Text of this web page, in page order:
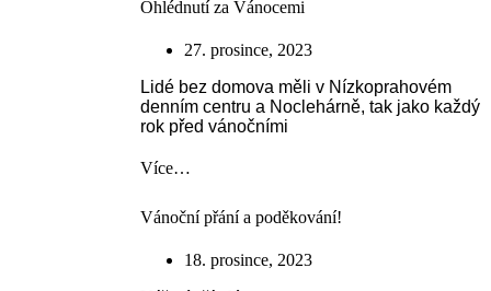
Ohlédnutí za Vánocemi
27. prosince, 2023
Lidé bez domova měli v Nízkoprahovém
denním centru a Noclehárně, tak jako každý
rok před vánočními
Více…
Vánoční přání a poděkování!
18. prosince, 2023